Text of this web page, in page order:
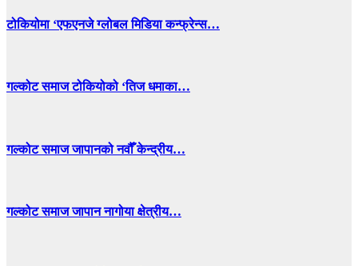
टोकियोमा ‘एफएनजे ग्लोबल मिडिया कन्फ्रेन्स…
गल्कोट समाज टोकियोको ‘तिज धमाका…
गल्कोट समाज जापानको नवौँ केन्द्रीय…
गल्कोट समाज जापान नागोया क्षेत्रीय…